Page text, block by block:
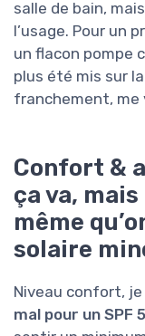
salle de bain,
l’usage. Pour un
un flacon pompe
plus été mis sur
franchement, me
Confort &
ça va,
même
solaire
Niveau confort, je
mal pour un SPF